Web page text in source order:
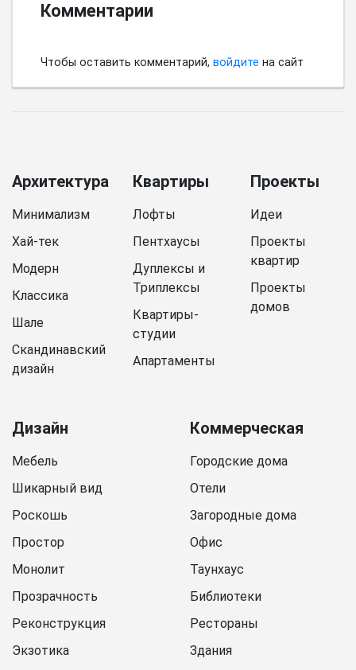
Комментарии
Чтобы оставить комментарий, войдите на сайт
Архитектура
Минимализм
Хай-тек
Модерн
Классика
Шале
Скандинавский
дизайн
Квартиры
Лофты
Пентхаусы
Дуплексы и
Триплексы
Квартиры-
студии
Апартаменты
Проекты
Идеи
Проекты
квартир
Проекты
домов
Дизайн
Мебель
Шикарный вид
Роскошь
Простор
Монолит
Прозрачность
Реконструкция
Экзотика
Коммерческая
Городские дома
Отели
Загородные дома
Офис
Таунхаус
Библиотеки
Рестораны
Здания